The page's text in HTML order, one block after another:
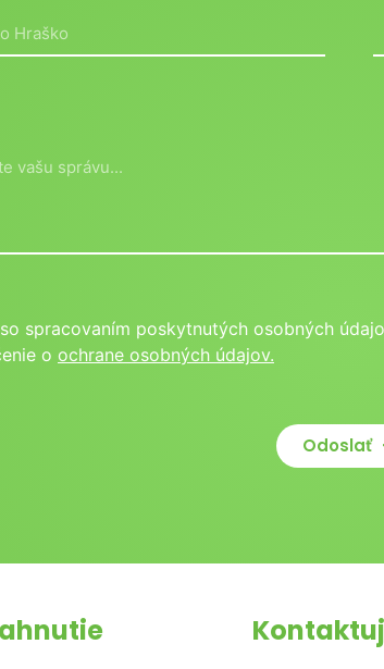
spracovaním poskytnutých osobných
o ochrane osobných údajov.
Odoslať